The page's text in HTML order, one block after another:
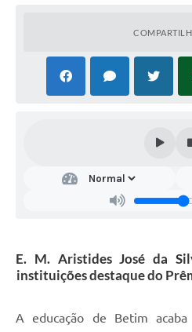
E. M. Aristides José da
instituições destaque do
A educação de Betim